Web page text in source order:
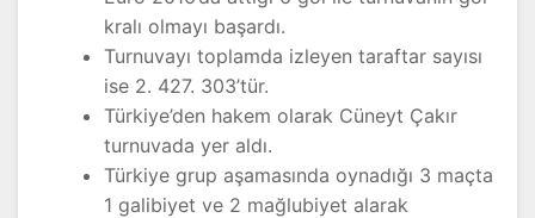
kralı olmayı başardı.
Turnuvayı toplamda izleyen taraftar sayısı
ise 2. 427. 303’tür.
Türkiye’den hakem olarak Cüneyt Çakır
turnuvada yer aldı.
Türkiye grup aşamasında oynadığı 3 maçta
1 galibiyet ve 2 mağlubiyet alarak